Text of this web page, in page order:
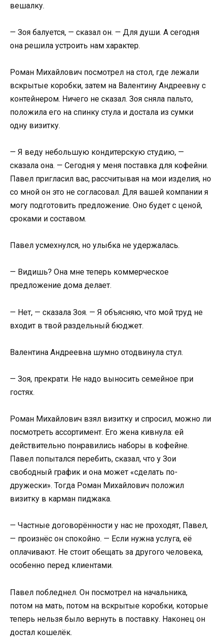
вешалку.
— Зоя балуется, — сказал он. — Для души. А сегодня
она решила устроить нам характер.
Роман Михайлович посмотрел на стол, где лежали
вскрытые коробки, затем на Валентину Андреевну с
контейнером. Ничего не сказал. Зоя сняла пальто,
положила его на спинку стула и достала из сумки
одну визитку.
— Я веду небольшую кондитерскую студию, —
сказала она. — Сегодня у меня поставка для кофейни.
Павел пригласил вас, рассчитывая на мои изделия, но
со мной он это не согласовал. Для вашей компании я
могу подготовить предложение. Оно будет с ценой,
сроками и составом.
Павел усмехнулся, но улыбка не удержалась.
— Видишь? Она мне теперь коммерческое
предложение дома делает.
— Нет, — сказала Зоя. — Я объясняю, что мой труд не
входит в твой раздельный бюджет.
Валентина Андреевна шумно отодвинула стул.
— Зоя, прекрати. Не надо выносить семейное при
гостях.
Роман Михайлович взял визитку и спросил, можно ли
посмотреть ассортимент. Его жена кивнула: ей
действительно понравились наборы в кофейне.
Павел попытался перебить, сказал, что у Зои
свободный график и она может «сделать по-
дружески». Тогда Роман Михайлович положил
визитку в карман пиджака.
— Частные договорённости у нас не проходят, Павел,
— произнёс он спокойно. — Если нужна услуга, её
оплачивают. Не стоит обещать за другого человека,
особенно перед клиентами.
Павел побледнел. Он посмотрел на начальника,
потом на мать, потом на вскрытые коробки, которые
теперь нельзя было вернуть в поставку. Наконец он
достал кошелёк.